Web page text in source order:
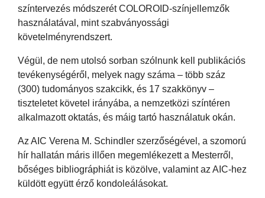
színtervezés módszerét COLOROID-színjellemzők
használatával, mint szabványossági
követelményrendszert.
Végül, de nem utolsó sorban szólnunk kell publikációs
tevékenységéről, melyek nagy száma – több száz
(300) tudományos szakcikk, és 17 szakkönyv –
tiszteletet követel irányába, a nemzetközi színtéren
alkalmazott oktatás, és máig tartó használatuk okán.
Az AIC Verena M. Schindler szerzőségével, a szomorú
hír hallatán máris illően megemlékezett a Mesterről,
bőséges bibliográphiát is közölve, valamint az AIC-hez
küldött együtt érző kondoleálásokat.